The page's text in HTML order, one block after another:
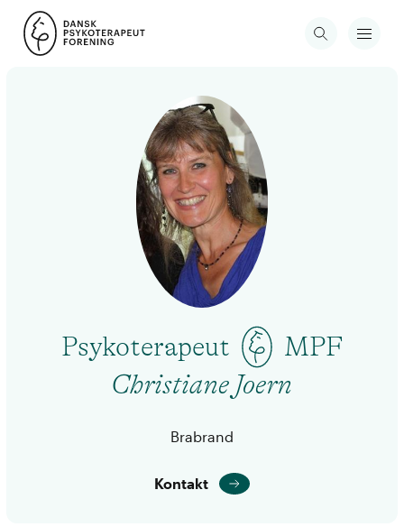
Psykoterapeut
MPF
Christiane Joern
Brabrand
Kontakt